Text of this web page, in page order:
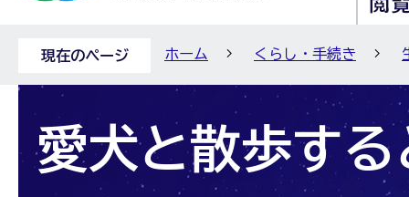
現在のページ ホーム くらし・手続き
愛犬と散歩する